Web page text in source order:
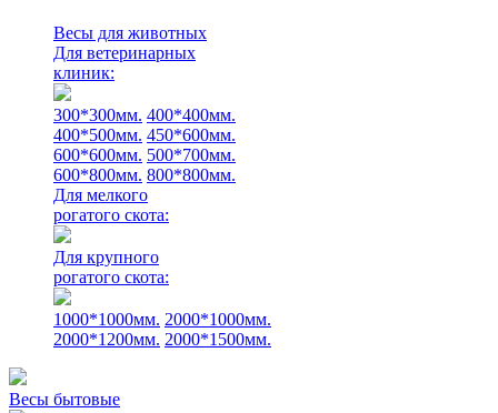
Весы для животных
Для ветеринарных
клиник:
300*300мм. 400*400мм.
400*500мм. 450*600мм.
600*600мм. 500*700мм.
600*800мм. 800*800мм.
Для мелкого
рогатого скота:
Для крупного
рогатого скота:
1000*1000мм. 2000*1000мм.
2000*1200мм. 2000*1500мм.
Весы бытовые